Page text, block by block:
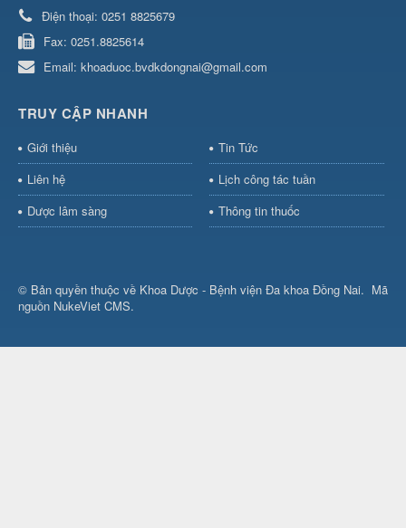
Điện thoại: 0251 8825679
Fax: 0251.8825614
Email: khoaduoc.bvdkdongnai@gmail.com
TRUY CẬP NHANH
Giới thiệu
Tin Tức
Liên hệ
Lịch công tác tuần
Dược lâm sàng
Thông tin thuốc
© Bản quyền thuộc về Khoa Dược - Bệnh viện Đa khoa Đồng Nai. Mã
nguồn NukeViet CMS.